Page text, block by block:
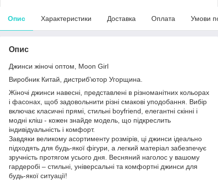
Опис Характеристики Доставка Оплата Умови
Опис
Джинси жіночі оптом, Moon Girl
Виробник Китай, дистриб'ютор Угорщина.
Жіночі джинси навесні, представлені в різноманітних кольорах
і фасонах, щоб задовольнити різні смакові уподобання. Вибір
включає класичні прямі, стильні boyfriend, елегантні скінні і
модні кліш - кожен знайде модель, що підкреслить
індивідуальність і комфорт.
Завдяки великому асортименту розмірів, ці джинси ідеально
підходять для будь-якої фігури, а легкий матеріал забезпечує
зручність протягом усього дня. Весняний наголос у вашому
гардеробі – стильні, універсальні та комфортні джинси для
будь-якої ситуації!